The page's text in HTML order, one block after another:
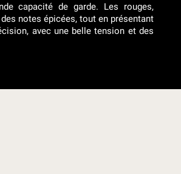
capacité de garde. Les rouges,
notes épicées, tout en présentant
avec une belle tension et des